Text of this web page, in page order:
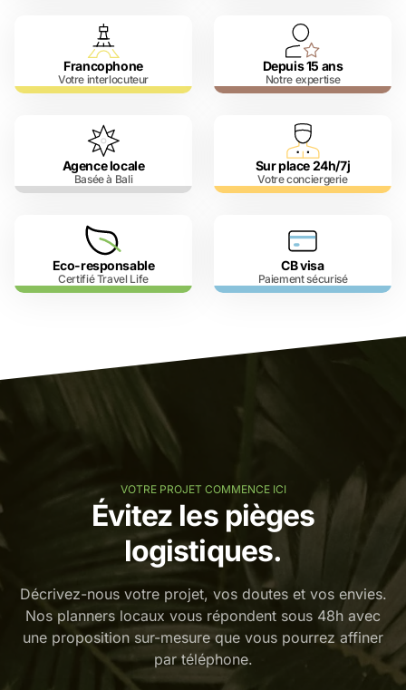
Francophone
Votre interlocuteur
Depuis 15 ans
Notre expertise
Agence locale
Basée à Bali
Sur place 24h/7j
Votre conciergerie
Eco-responsable
Certifié Travel Life
CB visa
Paiement sécurisé
VOTRE PROJET COMMENCE ICI
Évitez les pièges
logistiques.
Décrivez-nous votre projet, vos doutes et vos envies.
Nos planners locaux vous répondent sous 48h avec
une proposition sur-mesure que vous pourrez affiner
par téléphone.